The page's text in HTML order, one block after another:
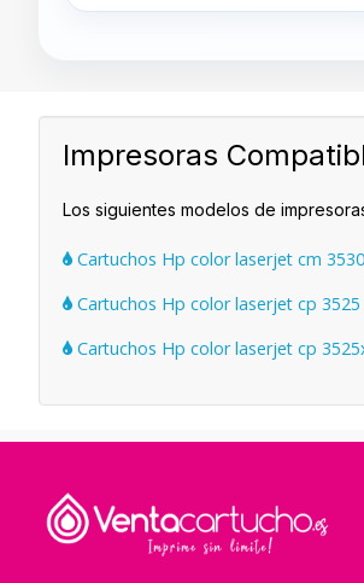
Impresoras
Los siguientes modelos de
Cartuchos Hp color laserjet cm 3530
Cartuchos Hp color laserjet cp 3525
Cartuchos Hp color laserjet cp